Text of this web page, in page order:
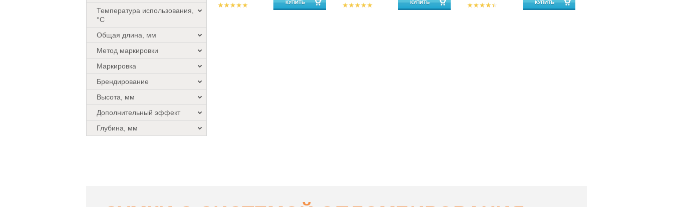
Температура использования,
°C
Общая длина, мм
Метод маркировки
Маркировка
Брендирование
Высота, мм
Дополнительный эффект
Глубина, мм